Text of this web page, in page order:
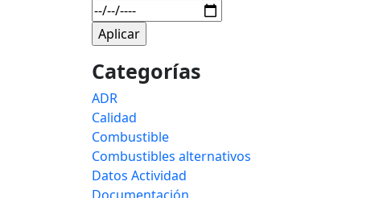
Categorías
ADR
Calidad
Combustible
Combustibles alternativos
Datos Actividad